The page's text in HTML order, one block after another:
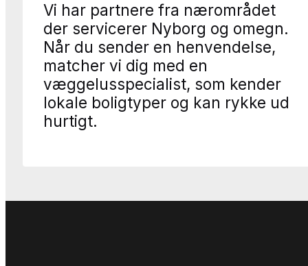
Vi har partnere fra nærområdet
der servicerer Nyborg og omegn.
Når du sender en henvendelse,
matcher vi dig med en
væggelusspecialist, som kender
lokale boligtyper og kan rykke ud
hurtigt.